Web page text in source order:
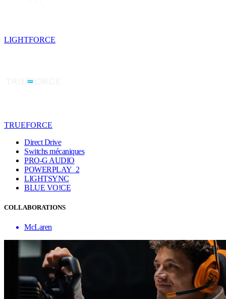
LIGHTFORCE
TRUEFORCE
Direct Drive
Switchs mécaniques
PRO-G AUDIO
POWERPLAY 2
LIGHTSYNC
BLUE VO!CE
COLLABORATIONS
McLaren